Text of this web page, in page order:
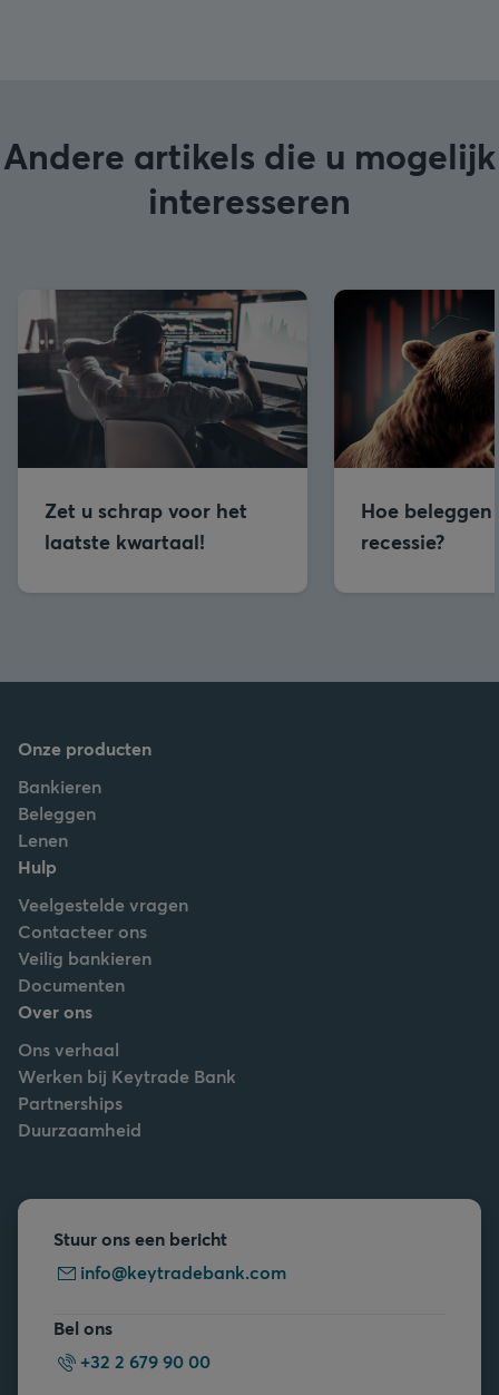
Andere artikels die u mogelijk
interesseren
Zet u schrap voor het
laatste kwartaal!
Hoe
recessie?
Onze producten
Bankieren
Beleggen
Lenen
Hulp
Veelgestelde vragen
Contacteer ons
Veilig bankieren
Documenten
Over ons
Ons verhaal
Werken bij Keytrade Bank
Partnerships
Duurzaamheid
Stuur ons een bericht
info@keytradebank.com
Bel ons
+32 2 679 90 00